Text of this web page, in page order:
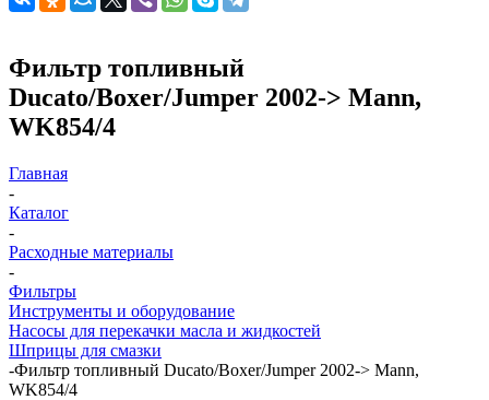
Фильтр топливный
Ducato/Boxer/Jumper 2002-> Mann,
WK854/4
Главная
-
Каталог
-
Расходные материалы
-
Фильтры
Инструменты и оборудование
Насосы для перекачки масла и жидкостей
Шприцы для смазки
-Фильтр топливный Ducato/Boxer/Jumper 2002-> Mann,
WK854/4